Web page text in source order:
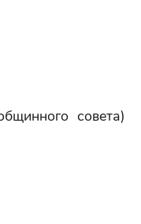
совета)